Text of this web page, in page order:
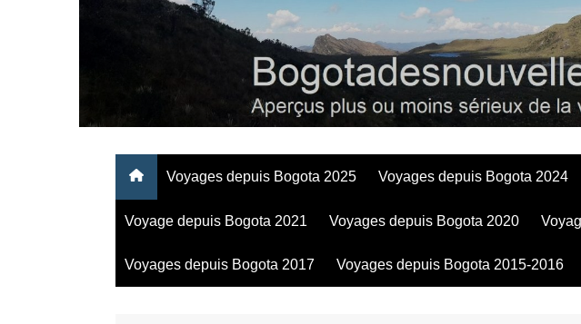
Regards personnels sur la vie d’expatrié à Bogota
Voyages depuis Bogota 2025 Voyages depuis Bogota 2024
Voyage depuis Bogota 2021 Voyages depuis Bogota 2020
Voyages depuis Bogota 2017 Voyages depuis Bogota 2015-2016